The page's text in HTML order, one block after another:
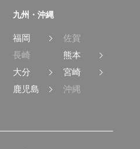
九州・沖縄
福岡
佐賀
長崎
熊本
大分
宮崎
鹿児島
沖縄